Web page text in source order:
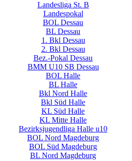
Landesliga St. B
Landespokal
BOL Dessau
BL Dessau
1. Bkl Dessau
2. Bkl Dessau
Bez.-Pokal Dessau
BMM U10 SB Dessau
BOL Halle
BL Halle
Bkl Nord Halle
Bkl Süd Halle
KL Süd Halle
KL Mitte Halle
Bezirksjugendliga Halle u10
BOL Nord Magdeburg
BOL Süd Magdeburg
BL Nord Magdeburg